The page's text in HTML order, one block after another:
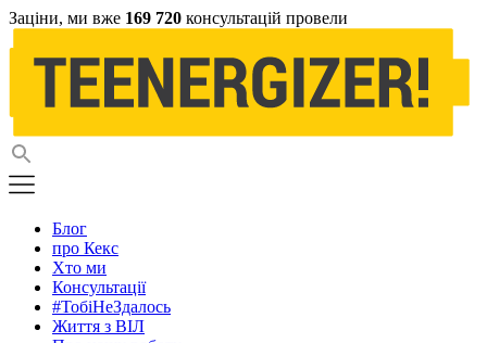
Заціни, ми вже 169 720 консультацій провели
Блог
про Кекс
Хто ми
Консультації
#ТобіНеЗдалось
Життя з ВІЛ